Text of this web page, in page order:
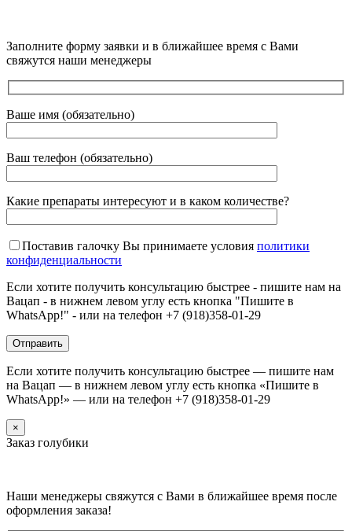
Заполните форму заявки и в ближайшее время с Вами
свяжутся наши менеджеры
Ваше имя (обязательно)
Ваш телефон (обязательно)
Какие препараты интересуют и в каком количестве?
Поставив галочку Вы принимаете условия политики
конфиденциальности
Если хотите получить консультацию быстрее - пишите нам на
Вацап - в нижнем левом углу есть кнопка "Пишите в
WhatsApp!" - или на телефон +7 (918)358-01-29
Если хотите получить консультацию быстрее — пишите нам
на Вацап — в нижнем левом углу есть кнопка «Пишите в
WhatsApp!» — или на телефон +7 (918)358-01-29
×
Заказ голубики
Наши менеджеры свяжутся с Вами в ближайшее время после
оформления заказа!